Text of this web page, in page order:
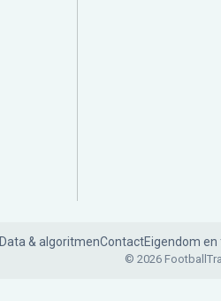
Data & algoritmenContactEigendom en
© 2026